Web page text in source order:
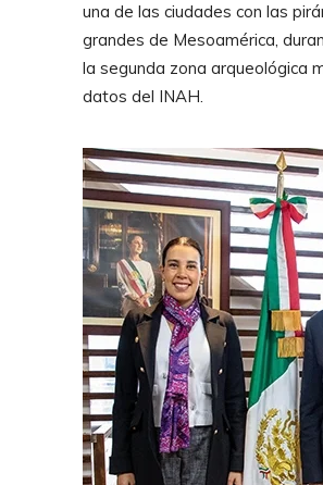
una de las ciudades con las
grandes de Mesoamérica,
la segunda zona arqueológica
datos del INAH.